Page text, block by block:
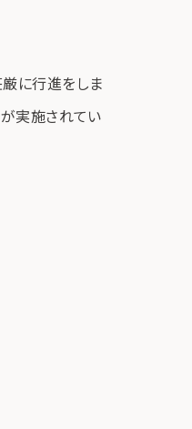
に行進をしま
実施されてい